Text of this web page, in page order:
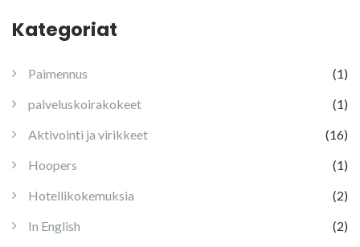
Kategoriat
Paimennus
(1)
palveluskoirakokeet
(1)
Aktivointi ja virikkeet
(16)
Hoopers
(1)
Hotellikokemuksia
(2)
In English
(2)